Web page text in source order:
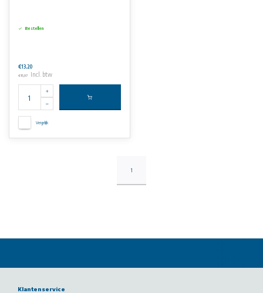
Bestellen
€13,20
€15,97 Incl. btw
Vergelijk
1
Klantenservice